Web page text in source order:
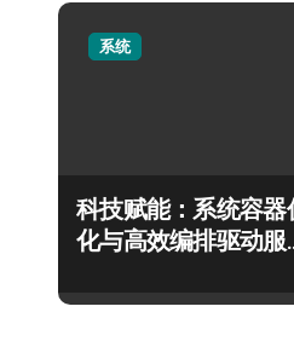
系统
科技赋能：系统容器
化与高效编排驱动服